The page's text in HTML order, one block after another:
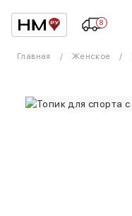
8
Главная Женское